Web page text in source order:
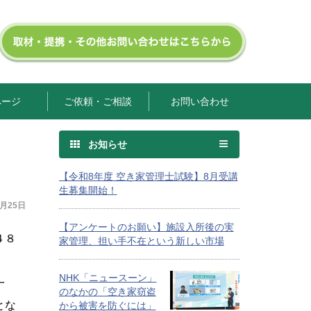
ジ ご依頼・ご相談 お問い合わせ
25日
８
な
お知らせ
【令和8年度 空き家管理士試験】8月受講
生募集開始！
【アンケートのお願い】施設入所後の実
家管理、担い手不在という新しい市場
NHK「ニュースーン」
のなかの「空き家窃盗
から被害を防ぐには」